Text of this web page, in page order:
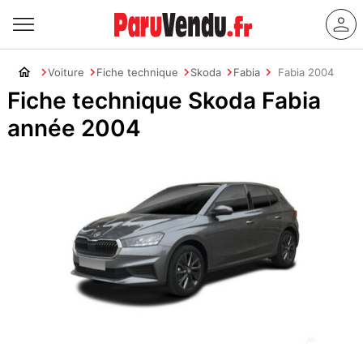
Voiture Fiche technique Skoda Fabia Fabia 2004
Fiche technique Skoda Fabia
année 2004